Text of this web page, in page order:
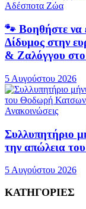
Αδέσποτα Ζώα
🐾 Βοηθήστε να
Δίδυμος στην
& Ζαλόγγου
5 Αυγούστου 2026
Ανακοινώσεις
Συλλυπητήριο
την απώλεια
5 Αυγούστου 2026
ΚΑΤΗΓΟΡΙΕΣ